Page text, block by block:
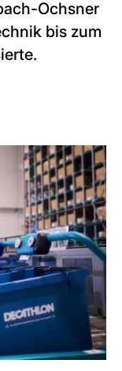
Ochsner
bis zum